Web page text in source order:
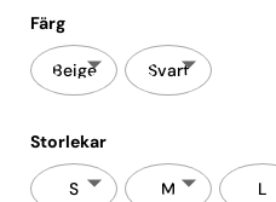
Färg
Beige Svart
Storlekar
S M L